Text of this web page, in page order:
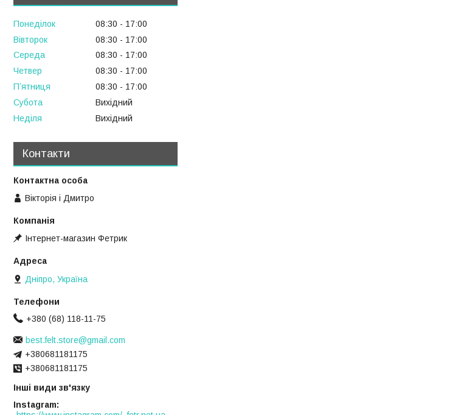
Понеділок 08:30
17:00
Вівторок
08:30
17:00
Середа
08:30
17:00
Четвер
08:30
17:00
Пʼятниця
08:30
17:00
Субота
Вихідний
Неділя
Вихідний
Контакти
Вікторія і Дмитро
Інтернет-магазин Фетрик
Дніпро, Україна
+380 (68) 118-11-75
best.felt.store@gmail.com
+380681181175
+380681181175
Інші види зв'язку
Instagram